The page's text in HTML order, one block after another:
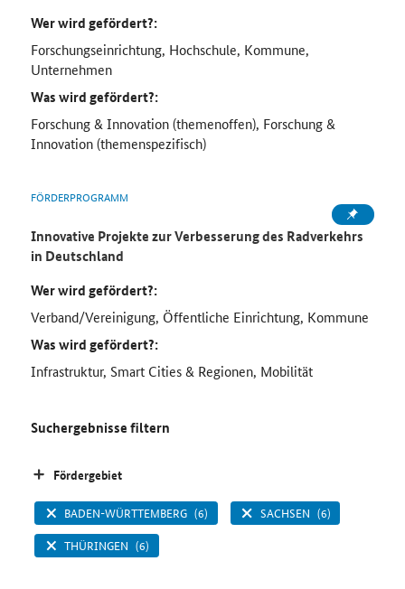
Wer wird gefördert?:
Forschungseinrichtung, Hochschule, Kommune,
Unternehmen
Was wird gefördert?:
Forschung & Innovation (themenoffen), Forschung &
Innovation (themenspezifisch)
FÖRDERPROGRAMM
Innovative Projekte zur Verbesserung des Radverkehrs
in Deutschland
Wer wird gefördert?:
Verband/Vereinigung, Öffentliche Einrichtung, Kommune
Was wird gefördert?:
Infrastruktur, Smart Cities & Regionen, Mobilität
Suchergebnisse filtern
Fördergebiet
BADEN-WÜRTTEMBERG (6) SACHSEN (6)
THÜRINGEN (6)